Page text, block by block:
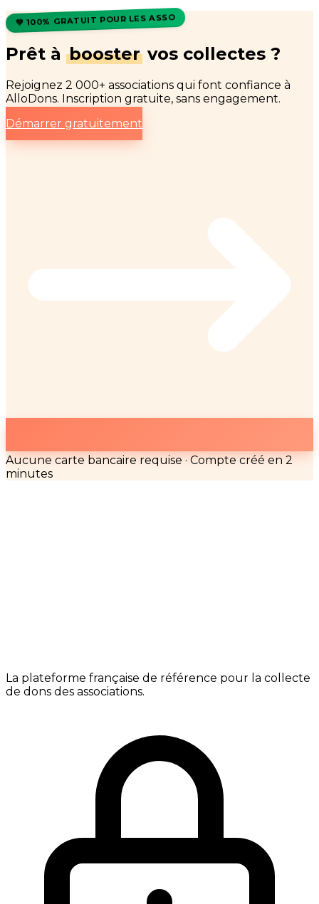
💚 100% GRATUIT POUR LES ASSO
Prêt à booster vos collectes ?
Rejoignez 2 000+ associations qui font confiance à
AlloDons. Inscription gratuite, sans engagement.
Démarrer gratuitement
Aucune carte bancaire requise · Compte créé en 2
minutes
La plateforme française de référence pour la collecte
de dons des associations.